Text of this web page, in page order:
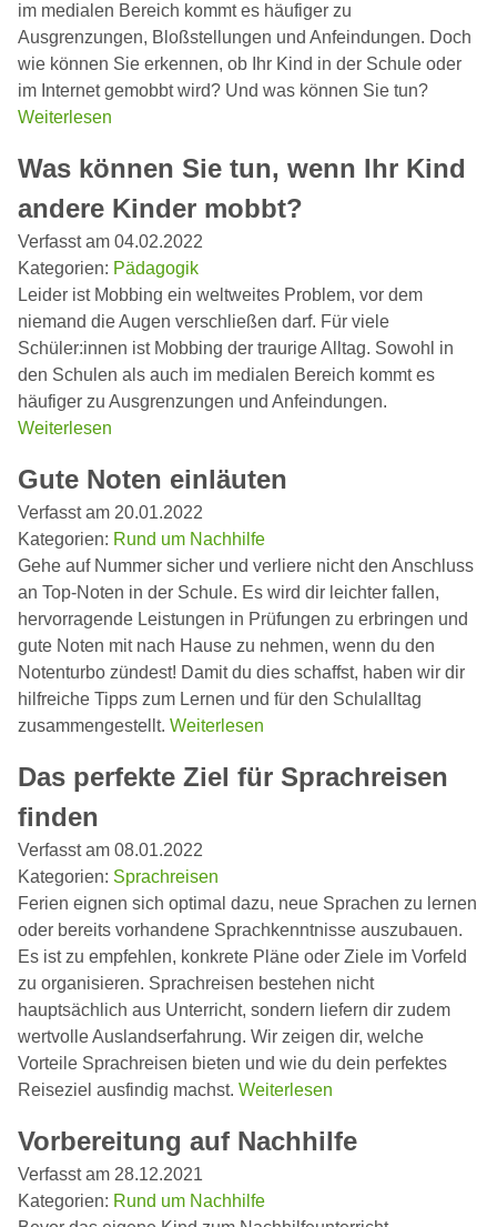
im medialen Bereich kommt es häufiger zu
Ausgrenzungen, Bloßstellungen und Anfeindungen. Doch
wie können Sie erkennen, ob Ihr Kind in der Schule oder
im Internet gemobbt wird? Und was können Sie tun?
Weiterlesen
Was können Sie tun, wenn Ihr Kind
andere Kinder mobbt?
Verfasst am 04.02.2022
Kategorien: Pädagogik
Leider ist Mobbing ein weltweites Problem, vor dem
niemand die Augen verschließen darf. Für viele
Schüler:innen ist Mobbing der traurige Alltag. Sowohl in
den Schulen als auch im medialen Bereich kommt es
häufiger zu Ausgrenzungen und Anfeindungen.
Weiterlesen
Gute Noten einläuten
Verfasst am 20.01.2022
Kategorien: Rund um Nachhilfe
Gehe auf Nummer sicher und verliere nicht den Anschluss
an Top-Noten in der Schule. Es wird dir leichter fallen,
hervorragende Leistungen in Prüfungen zu erbringen und
gute Noten mit nach Hause zu nehmen, wenn du den
Notenturbo zündest! Damit du dies schaffst, haben wir dir
hilfreiche Tipps zum Lernen und für den Schulalltag
zusammengestellt. Weiterlesen
Das perfekte Ziel für Sprachreisen
finden
Verfasst am 08.01.2022
Kategorien: Sprachreisen
Ferien eignen sich optimal dazu, neue Sprachen zu lernen
oder bereits vorhandene Sprachkenntnisse auszubauen.
Es ist zu empfehlen, konkrete Pläne oder Ziele im Vorfeld
zu organisieren. Sprachreisen bestehen nicht
hauptsächlich aus Unterricht, sondern liefern dir zudem
wertvolle Auslandserfahrung. Wir zeigen dir, welche
Vorteile Sprachreisen bieten und wie du dein perfektes
Reiseziel ausfindig machst. Weiterlesen
Vorbereitung auf Nachhilfe
Verfasst am 28.12.2021
Kategorien: Rund um Nachhilfe